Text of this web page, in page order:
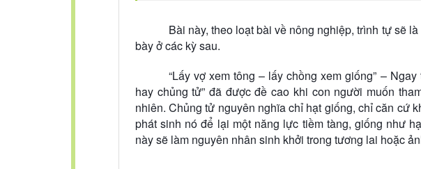
Bài này, theo loạt bài về nông nghiệp, trình tự sẽ là
bày ở các kỳ sau.
“Lấy vợ xem tông – lấy chồng xem giống” –
hay chủng tử” đã được đề cao khi con người muốn
nhiên. Chủng tử nguyên nghĩa chỉ hạt giống, chỉ căn cứ
phát sinh nó để lại một năng lực tiềm tàng, giống như
này sẽ làm nguyên nhân sinh khởi trong tương lai hoặc